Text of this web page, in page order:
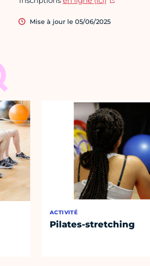
Mise à jour le 05/06/2025
ACTIVITÉ
Pilates-stretching